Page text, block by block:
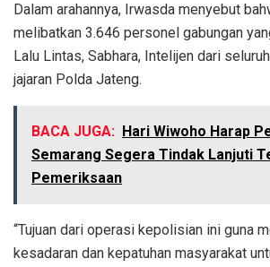
Dalam arahannya, Irwasda menyebut
melibatkan 3.646 personel gabungan
Lalu Lintas, Sabhara, Intelijen dari
jajaran Polda Jateng.
BACA JUGA: Hari Wiwoho Harap
Semarang Segera Tindak Lanjuti
Pemeriksaan
“Tujuan dari operasi kepolisian ini guna
kesadaran dan kepatuhan masyarakat